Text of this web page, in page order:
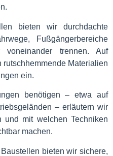
bieten wir durchdachte
Fußgängerbereiche
voneinander trennen. Auf
Materialien
ein.
benötigen – etwa auf
– erläutern wir
und mit welchen Techniken
machen.
bieten wir sichere,